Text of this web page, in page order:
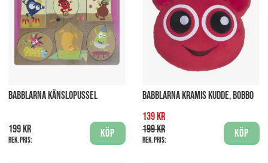
BABBLARNA KÄNSLOPUSSEL
199 kr
Rek. pris:
Köp
BABBLARNA KRAMIS KUDDE, BOBBO
139 kr
199 kr
Rek. pris:
Köp